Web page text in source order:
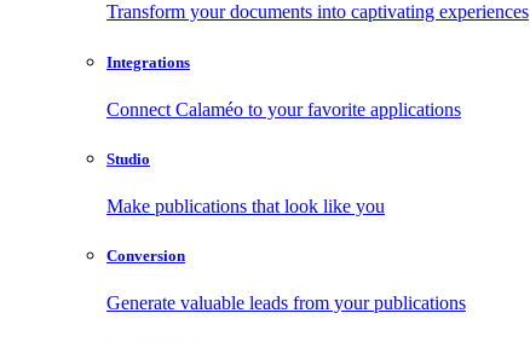
Transform your documents into captivating experiences
Integrations
Connect Calaméo to your favorite applications
Studio
Make publications that look like you
Conversion
Generate valuable leads from your publications